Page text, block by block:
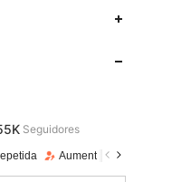
Aumento de seguidores